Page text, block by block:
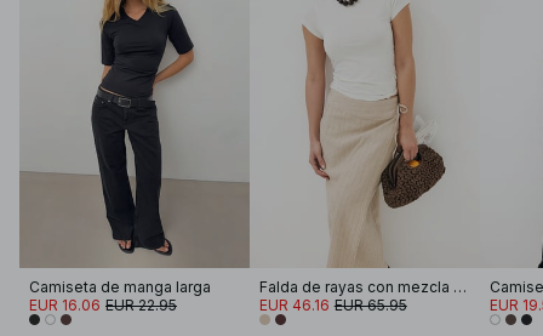
Camiseta de manga larga
EUR 16.06 EUR 22.95
Falda de rayas con mezcla de lino
EUR 46.16 EUR 65.95
EUR